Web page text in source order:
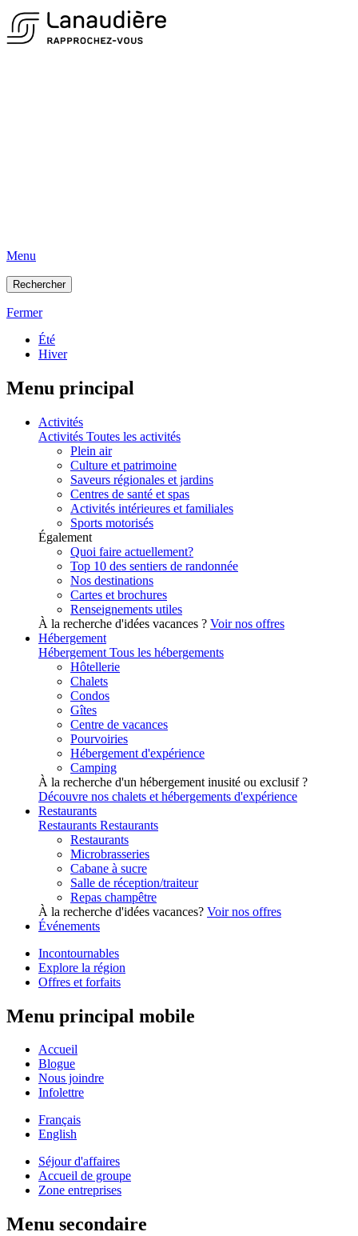
Menu
Rechercher
Fermer
Été
Hiver
Menu principal
Activités
Activités Toutes les activités
Plein air
Culture et patrimoine
Saveurs régionales et jardins
Centres de santé et spas
Activités intérieures et familiales
Sports motorisés
Également
Quoi faire actuellement?
Top 10 des sentiers de randonnée
Nos destinations
Cartes et brochures
Renseignements utiles
À la recherche d'idées vacances ? Voir nos offres
Hébergement
Hébergement Tous les hébergements
Hôtellerie
Chalets
Condos
Gîtes
Centre de vacances
Pourvoiries
Hébergement d'expérience
Camping
À la recherche d'un hébergement inusité ou exclusif ?
Découvre nos chalets et hébergements d'expérience
Restaurants
Restaurants Restaurants
Restaurants
Microbrasseries
Cabane à sucre
Salle de réception/traiteur
Repas champêtre
À la recherche d'idées vacances? Voir nos offres
Événements
Incontournables
Explore la région
Offres et forfaits
Menu principal mobile
Accueil
Blogue
Nous joindre
Infolettre
Français
English
Séjour d'affaires
Accueil de groupe
Zone entreprises
Menu secondaire